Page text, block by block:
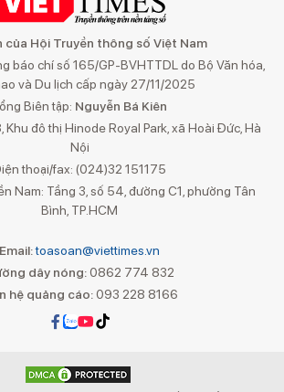
của Hội Truyền thông số Việt Nam
báo chí số 165/GP-BVHTTDL do Bộ Văn hóa,
và Du lịch cấp ngày 27/11/2025
Biên tập: Nguyễn Bá Kiên
Khu đô thị Hinode Royal Park, xã Hoài Đức, Hà
Nội
thoại/fax: (024)32 151175
Nam: Tầng 3, số 54, đường C1, phường Tân
Bình, TP.HCM
Email:toasoan@viettimes.vn
dây nóng: 0862 774 832
hệ quảng cáo:093 228 8166